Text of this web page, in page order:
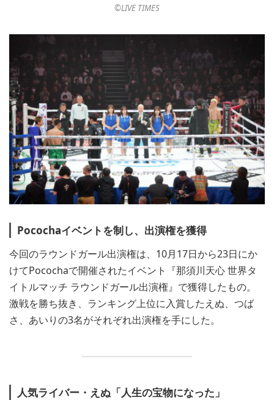
©︎LIVE TIMES
Pocochaイベントを制し、出演権を獲得
今回のラウンドガール出演権は、10月17日から23日にか
けてPocochaで開催されたイベント『那須川天心 世界タ
イトルマッチ ラウンドガール出演権』で獲得したもの。
激戦を勝ち抜き、ランキング上位に入賞したえぬ、つば
さ、あいりの3名がそれぞれ出演権を手にした。
人気ライバー・えぬ「人生の宝物になった」